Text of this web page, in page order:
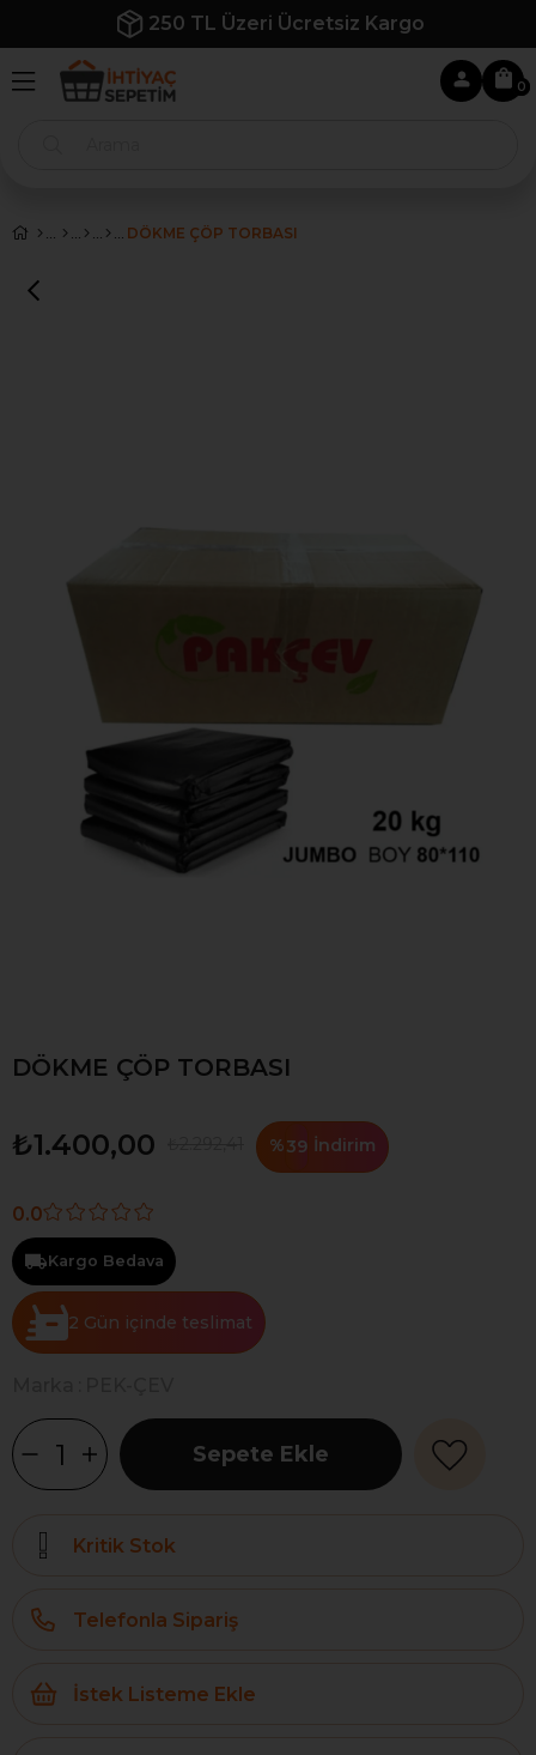
İlk Siparişe Özel %10 İndirim
0
DÖKME ÇÖP TORBASI
DÖKME ÇÖP TORBASI
₺1.400,00 %39 İndirim
0.0
Kargo Bedava
2 Gün
Kritik Stok
Telefonla Sipariş
İstek Listeme Ekle